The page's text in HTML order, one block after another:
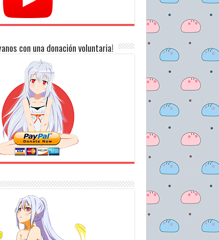
con una donación voluntaria!